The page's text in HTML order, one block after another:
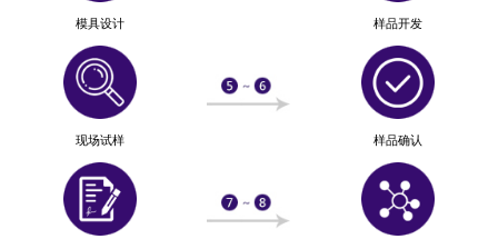
模具设计 样品开发
现场试样 样品确认